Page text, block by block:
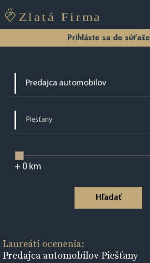
Prihláste sa do súťaže
+ 0km
Hľadať
Laureáti ocenenia:
Predajca automobilov Piešťany